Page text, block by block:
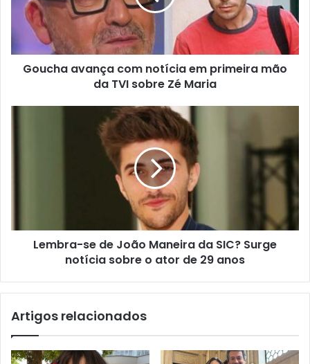
Goucha avança com notícia em primeira mão
da TVI sobre Zé Maria
Lembra-se de João Maneira da SIC? Surge
notícia sobre o ator de 29 anos
Artigos relacionados